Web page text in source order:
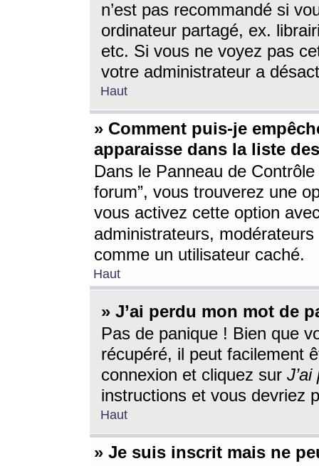
n’est pas recommandé si
ordinateur partagé, ex.
etc. Si vous ne voyez pas
votre administrateur a
Haut
» Comment puis-je
apparaisse dans la liste
Dans le Panneau de
forum”, vous trouverez une
vous activez cette option
administrateurs,
comme un utilisateur caché.
Haut
» J’ai perdu mon mot de
Pas de panique ! Bien que
récupéré, il peut facilement
connexion et cliquez sur
instructions et vous devriez
Haut
» Je suis inscrit mais ne